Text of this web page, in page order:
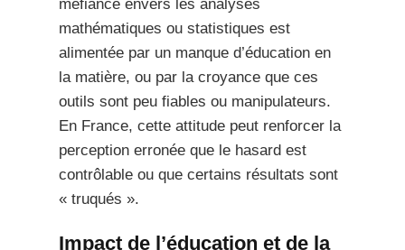
méfiance envers les analyses
mathématiques ou statistiques est
alimentée par un manque d’éducation en
la matière, ou par la croyance que ces
outils sont peu fiables ou manipulateurs.
En France, cette attitude peut renforcer la
perception erronée que le hasard est
contrôlable ou que certains résultats sont
« truqués ».
Impact de l’éducation et de la